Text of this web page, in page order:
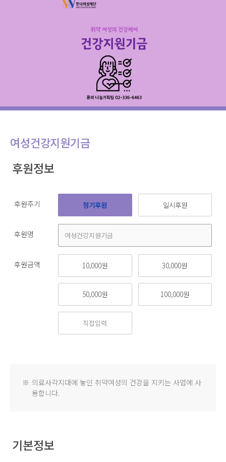
여성건강지원기금
후원정보
후원주기 정기후원 일시후원
후원명
후원금액 10,000원 30,000원
50,000원 100,000원
※ 의료사각지대에 놓인 취약여성의 건강을 지키는 사업에 사
용합니다.
기본정보